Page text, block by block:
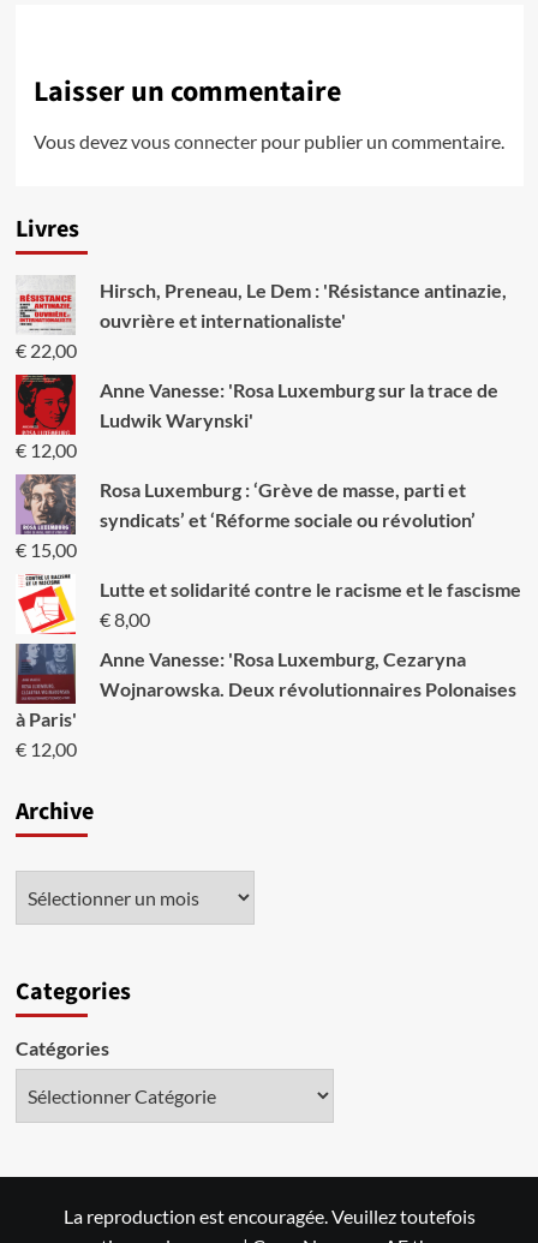
Laisser un commentaire
Vous devezvous connecterpour publier un commentaire.
Livres
Hirsch, Preneau, Le Dem : 'Résistance antinazie,
ouvrière et internationaliste'
€22,00
Anne Vanesse: 'Rosa Luxemburg sur la trace de
Ludwik Warynski'
€12,00
Rosa Luxemburg : ‘Grève de masse, parti et
syndicats’ et ‘Réforme sociale ou révolution’
€15,00
Lutte et solidarité contre le racisme et le fascisme
€8,00
Anne Vanesse: 'Rosa Luxemburg, Cezaryna
Wojnarowska. Deux révolutionnaires Polonaises
à Paris'
€12,00
Archive
Categories
Catégories
La reproduction est encouragée. Veuillez toutefois